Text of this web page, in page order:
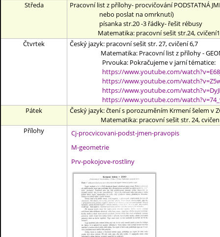
Středa
Pracovní list z přílohy- procvičování PODSTATNÁ
nebo poslat na omrknutí)
písanka str.20 -3 řádky- řešit rébusy
Matematika: pracovní sešit str.24, cvičení1,
Čtvrtek
Český jazyk: pracovní sešit str. 27, cvičení 6,7
Matematika: Pracovní list z přílohy -
Prvouka: Pokračujeme v jarní tématice:
https://www.youtube.com/
https://www.youtube.com/
https://www.youtube.com/
https://www.youtube.com/
Pátek
Český jazyk: čtení s porozuměním Krmení šelem v
Matematika: pracovní sešit str. 24, cvičení
Přílohy
Cj-procvicovani-podst-jmen-pravopis
M-geometrie
Prv-pokojove-rostliny